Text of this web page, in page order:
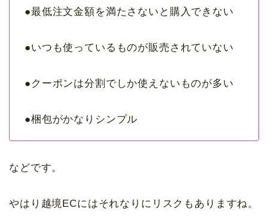
●最低注文金額を満たさないと購入できない
●いつも使っているものが販売されていない
●クーポンは分割でしか使えないものが多い
●梱包がかなりシンプル
などです。
やはり越境ECにはそれなりにリスクもありますね。